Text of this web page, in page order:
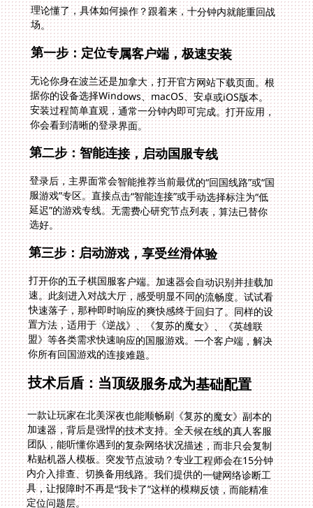
理论懂了，具体如何操作？跟着来，十分钟内就能重回战
场。
第一步：定位专属客户端，极速安装
无论你身在波兰还是加拿大，打开官方网站下载页面。根
据你的设备选择Windows、macOS、安卓或iOS版本。
安装过程简单直观，通常一分钟内即可完成。打开应用，
你会看到清晰的登录界面。
第二步：智能连接，启动国服专线
登录后，主界面常会智能推荐当前最优的“回国线路”或“国
服游戏”专区。直接点击“智能连接”或手动选择标注为“低
延迟”的游戏专线。无需费心研究节点列表，算法已替你
选好。
第三步：启动游戏，享受丝滑体验
打开你的五子棋国服客户端。加速器会自动识别并挂载加
速。此刻进入对战大厅，感受明显不同的流畅度。试试看
快速落子，那种即时响应的爽快感终于回归了。同样的设
置方法，适用于《逆战》、《复苏的魔女》、《英雄联
盟》等各类需求快速响应的国服游戏。一个客户端，解决
你所有回国游戏的连接难题。
技术后盾：当顶级服务成为基础配置
一款让玩家在北美深夜也能顺畅刷《复苏的魔女》副本的
加速器，背后是强悍的技术支持。全天候在线的真人客服
团队，能听懂你遇到的复杂网络状况描述，而非只会复制
粘贴机器人模板。突发节点波动？专业工程师会在15分钟
内介入排查、切换备用线路。我们提供的一键网络诊断工
具，让报障时不再是“我卡了”这样的模糊反馈，而能精准
定位问题层。